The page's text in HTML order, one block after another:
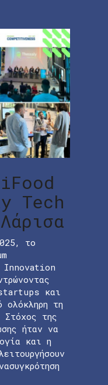
Tech
το
Innovation
και
ολόκληρη τη
της
ήταν να
και η